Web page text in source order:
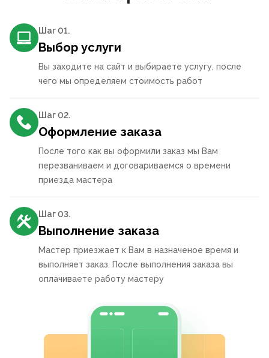
Шаг 01.
Выбор услуги
Вы заходите на сайт и выбираете услугу, после
чего мы определяем стоимость работ
Шаг 02.
Оформление заказа
После того как вы оформили заказ мы Вам
перезваниваем и договариваемся о времени
приезда мастера
Шаг 03.
Выполнение заказа
Мастер приезжает к Вам в назначеное время и
выполняет заказ. После выполнения заказа вы
оплачиваете работу мастеру